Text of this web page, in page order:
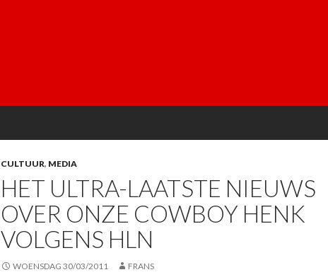
CULTUUR, MEDIA
HET ULTRA-LAATSTE NIEUWS
OVER ONZE COWBOY HENK
VOLGENS HLN
WOENSDAG 30/03/2011 FRANS